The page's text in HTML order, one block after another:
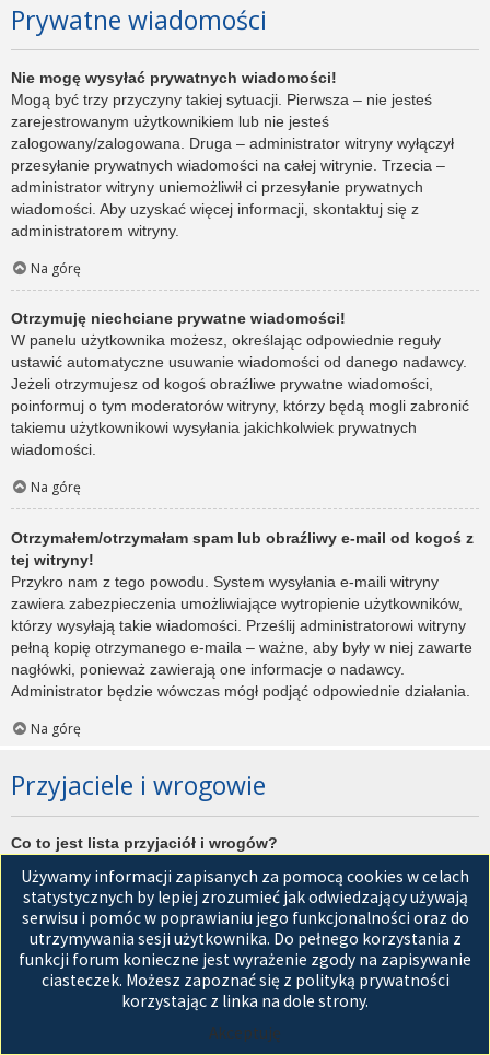
Prywatne wiadomości
Nie mogę wysyłać prywatnych wiadomości!
Mogą być trzy przyczyny takiej sytuacji. Pierwsza – nie jesteś
zarejestrowanym użytkownikiem lub nie jesteś
zalogowany/zalogowana. Druga – administrator witryny wyłączył
przesyłanie prywatnych wiadomości na całej witrynie. Trzecia –
administrator witryny uniemożliwił ci przesyłanie prywatnych
wiadomości. Aby uzyskać więcej informacji, skontaktuj się z
administratorem witryny.
Na górę
Otrzymuję niechciane prywatne wiadomości!
W panelu użytkownika możesz, określając odpowiednie reguły
ustawić automatyczne usuwanie wiadomości od danego nadawcy.
Jeżeli otrzymujesz od kogoś obraźliwe prywatne wiadomości,
poinformuj o tym moderatorów witryny, którzy będą mogli zabronić
takiemu użytkownikowi wysyłania jakichkolwiek prywatnych
wiadomości.
Na górę
Otrzymałem/otrzymałam spam lub obraźliwy e-mail od kogoś z
tej witryny!
Przykro nam z tego powodu. System wysyłania e-maili witryny
zawiera zabezpieczenia umożliwiające wytropienie użytkowników,
którzy wysyłają takie wiadomości. Prześlij administratorowi witryny
pełną kopię otrzymanego e-maila – ważne, aby były w niej zawarte
nagłówki, ponieważ zawierają one informacje o nadawcy.
Administrator będzie wówczas mógł podjąć odpowiednie działania.
Na górę
Przyjaciele i wrogowie
Co to jest lista przyjaciół i wrogów?
użytkowników witryny. Użytkownicy dodani do listy przyjaciół będą
wyświetleni na karciePrzyjacieleznajdującej się w panelu
zarządzania kontem. Z tego poziomu można szybko sprawdzić ich
status, a także wysłać prywatną wiadomość. Zależnie od
używanego stylu witryny, posty tych użytkowników mogą być
wyróżniane. Jeśli użytkownik zostanie dodany do listy wrogów,
Używamy informacji zapisanych za pomocą cookies w celach
statystycznych by lepiej zrozumieć jak odwiedzający używają
serwisu i pomóc w poprawianiu jego funkcjonalności oraz do
utrzymywania sesji użytkownika. Do pełnego korzystania z
funkcji forum konieczne jest wyrażenie zgody na zapisywanie
ciasteczek. Możesz zapoznać się z polityką prywatności
korzystając z linka na dole strony.
Akceptuję